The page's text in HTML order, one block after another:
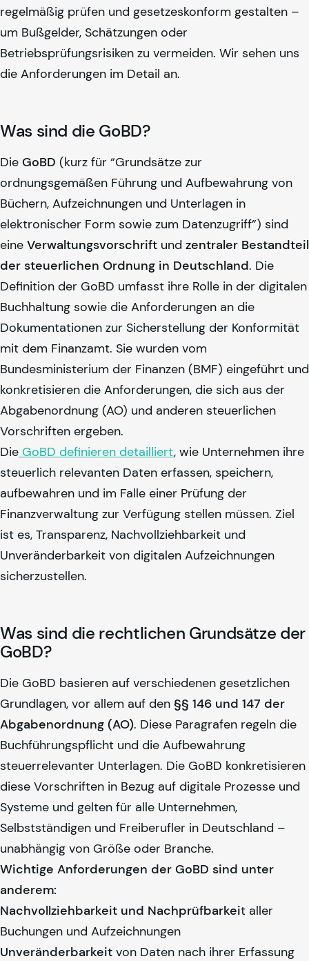
regelmäßig prüfen und gesetzeskonform gestalten –
um Bußgelder, Schätzungen oder
Betriebsprüfungsrisiken zu vermeiden. Wir sehen uns
die Anforderungen im Detail an.
Was sind die GoBD?
Die GoBD (kurz für “Grundsätze zur
ordnungsgemäßen Führung und Aufbewahrung von
Büchern, Aufzeichnungen und Unterlagen in
elektronischer Form sowie zum Datenzugriff”) sind
eine Verwaltungsvorschrift und zentraler Bestandteil
der steuerlichen Ordnung in Deutschland. Die
Definition der GoBD umfasst ihre Rolle in der digitalen
Buchhaltung sowie die Anforderungen an die
Dokumentationen zur Sicherstellung der Konformität
mit dem Finanzamt. Sie wurden vom
Bundesministerium der Finanzen (BMF) eingeführt und
konkretisieren die Anforderungen, die sich aus der
Abgabenordnung (AO) und anderen steuerlichen
Vorschriften ergeben.
Die GoBD definieren detailliert, wie Unternehmen ihre
steuerlich relevanten Daten erfassen, speichern,
aufbewahren und im Falle einer Prüfung der
Finanzverwaltung zur Verfügung stellen müssen. Ziel
ist es, Transparenz, Nachvollziehbarkeit und
Unveränderbarkeit von digitalen Aufzeichnungen
sicherzustellen.
Was sind die rechtlichen Grundsätze der
GoBD?
Die GoBD basieren auf verschiedenen gesetzlichen
Grundlagen, vor allem auf den §§ 146 und 147 der
Abgabenordnung (AO). Diese Paragrafen regeln die
Buchführungspflicht und die Aufbewahrung
steuerrelevanter Unterlagen. Die GoBD konkretisieren
diese Vorschriften in Bezug auf digitale Prozesse und
Systeme und gelten für alle Unternehmen,
Selbstständigen und Freiberufler in Deutschland –
unabhängig von Größe oder Branche.
Wichtige Anforderungen der GoBD sind unter
anderem:
Nachvollziehbarkeit und Nachprüfbarkeit aller
Buchungen und Aufzeichnungen
Unveränderbarkeit von Daten nach ihrer Erfassung